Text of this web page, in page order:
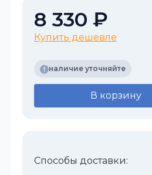
8 330 ₽
Купить дешевле
наличие уточняйте
В корзину
Способы доставки: